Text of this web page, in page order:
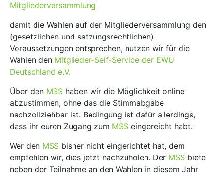
Mitgliederversammlung
damit die Wahlen auf der Mitgliederversammlung den
(gesetzlichen und satzungsrechtlichen)
Voraussetzungen entsprechen, nutzen wir für die
Wahlen den Mitglieder-Self-Service der EWU
Deutschland e.V.
Über den MSS haben wir die Möglichkeit online
abzustimmen, ohne das die Stimmabgabe
nachzollziehbar ist. Bedingung ist dafür allerdings,
dass ihr euren Zugang zum MSS eingereicht habt.
Wer den MSS bisher nicht eingerichtet hat, dem
empfehlen wir, dies jetzt nachzuholen. Der MSS biete
neben der Teilnahme an den Wahlen in diesem Jahr